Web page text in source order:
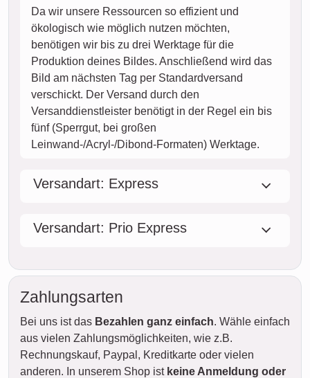
Da wir unsere Ressourcen so effizient und
ökologisch wie möglich nutzen möchten,
benötigen wir bis zu drei Werktage für die
Produktion deines Bildes. Anschließend wird das
Bild am nächsten Tag per Standardversand
verschickt. Der Versand durch den
Versanddienstleister benötigt in der Regel ein bis
fünf (Sperrgut, bei großen
Leinwand-/Acryl-/Dibond-Formaten) Werktage.
Versandart: Express
Versandart: Prio Express
Zahlungsarten
Bei uns ist das Bezahlen ganz einfach. Wähle einfach
aus vielen Zahlungsmöglichkeiten, wie z.B.
Rechnungskauf, Paypal, Kreditkarte oder vielen
anderen. In unserem Shop ist keine Anmeldung oder